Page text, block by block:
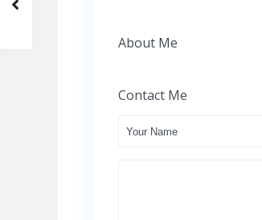
About Me
Contact Me